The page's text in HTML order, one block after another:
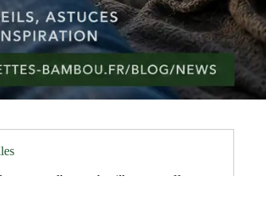
gros mollets et chevilles vous offrent un